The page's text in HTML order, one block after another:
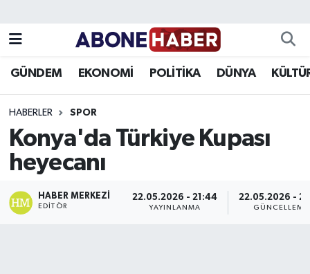
GÜNDEM EKONOMİ POLİTİKA DÜNYA
HABERLER SPOR
Konya'da Türkiye Kupası
heyecanı
HABER MERKEZI
EDITÖR
22.05.2026 - 21:44
YAYINLANMA
22.05.2026 -
GÜNCELLEME
Asayiş
Bilim ve Teknoloji
Süper Lig Puan Durumu ve Fikstür
Tüm Manşetler